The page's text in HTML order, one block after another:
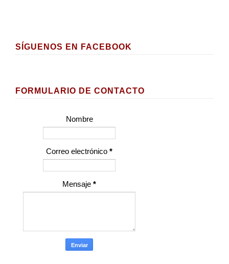
SÍGUENOS EN FACEBOOK
FORMULARIO DE CONTACTO
Nombre
Correo electrónico *
Mensaje *